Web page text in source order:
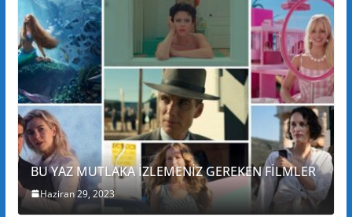
BU YAZ MUTLAKA İZLEMENİZ GEREKEN FİLMLER
Haziran 29, 2023